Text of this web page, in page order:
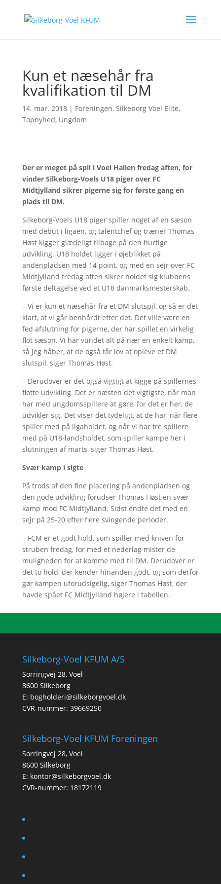
Kun et næsehår fra
kvalifikation til DM
14. mar. 2018| Foreningen, Silkeborg Voel Elite,
Topnyhed, Ungdom
Der er meget på spil i Voel Hallen fredag aften, for
vinder Silkeborg-Voels U18 piger over FC
Midtjylland sikrer pigerne sig for første gang en
plads til DM.
Silkeborg-Voels U18 piger spiller noget af en sæson
med debut i ligaen, og talentchef og træner Thomas
Høst kigger glædeligt tilbage på den hurtige
udvikling. U18 holdet ligger i øjeblikket på
andenpladsen med 14 point, og med en sejr over FC
Midtjylland fredag aften sikrer holdet sig klubbens
første deltagelse ved et U18 danmarksmesterskab.
– Vi er kun et næsehår fra et DM slutspil, og så er det
klart, at vi går benhårdt efter det. Det ville være en
fed afslutning for pigerne, der har spillet en virkelig
flot sæson. Vi har vundet alt på nær en enkelt kamp,
så jeg håber, at de også får lov at opleve et DM
slutspil, siger Thomas Høst.
– Derudover er det også vigtigt at kigge på spillernes
flotte udvikling. Det er næsten det vigtigste, når man
har med ungdomsspillere at gøre, for det er her, de
udvikler sig. Det viser det tydeligt, at de har, når flere
spiller med på ligaholdet, og når vi har tre spillere
med på U18-landsholdet, som spiller kampe her i
slutningen af marts, siger Thomas Høst.
Svær kamp i sigte
På trods af den fine placering på andenpladsen og
den gode udvikling forudser Thomas Høst en svær
kamp mod FC Midtjylland. Sidst endte det med en
sejr på 25-20 efter flere svingende perioder.
– FCM er et godt hold, som spiller med kniven for
struben fredag, for med et nederlag mister de
muligheden for at komme med til DM. Derudover er
det to hold, der kender hinanden godt, og som derfor
gør kampen uforudsigelig, siger Thomas Høst, der
havde spået FC Midtjylland højere i tabellen.
Silkeborg-Voel KFUM A/S
Sorringvej 28, Voel
8600 Silkeborg
E: bogholderi@silkeborgvoel.dk
CVR-nummer: 39669250
Silkeborg-Voel KFUM Foreningen
Sorringvej 28, Voel
8600 Silkeborg
E: kontor@silkeborgvoel.dk
CVR-nummer: 18172119